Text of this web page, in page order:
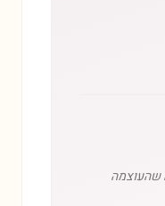
שהעוצמה